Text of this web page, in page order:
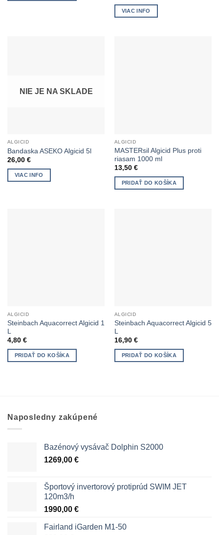
VIAC INFO
NIE JE NA SKLADE
ALGICID
Bandaska ASEKO Algicid 5l
26,00 €
VIAC INFO
ALGICID
MASTERsil Algicid Plus proti
riasam 1000 ml
13,50 €
PRIDAŤ DO KOŠÍKA
ALGICID
Steinbach Aquacorrect Algicid 1
L
4,80 €
PRIDAŤ DO KOŠÍKA
ALGICID
Steinbach Aquacorrect Algicid 5
L
16,90 €
PRIDAŤ DO KOŠÍKA
Naposledny zakúpené
Bazénový vysávač Dolphin S2000
1269,00 €
Športový invertorový protiprúd SWIM JET
120m3/h
1990,00 €
Fairland iGarden M1-50